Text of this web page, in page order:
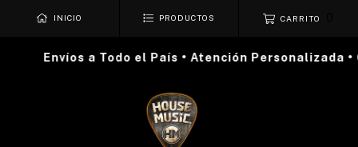
INICIO PRODUCTOS CARRITO
Envíos a Todo el País • Atención Personalizada